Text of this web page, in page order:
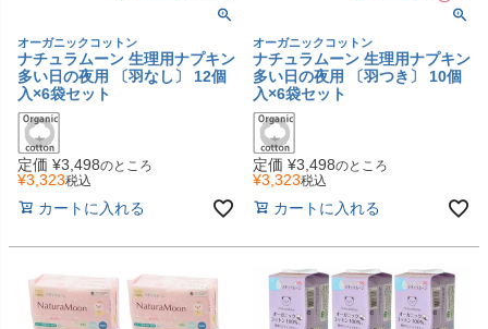
オーガニックコットン
ナチュラムーン 生理用ナプキン
多い日の夜用 〔羽なし〕 12個
入×6袋セット
定価 ¥3,498のところ
¥3,323税込
カートに入れる
オーガニックコットン
ナチュラムーン 生理用ナプキン
多い日の夜用 〔羽つき〕 10個
入×6袋セット
定価 ¥3,498のところ
¥3,323税込
カートに入れる